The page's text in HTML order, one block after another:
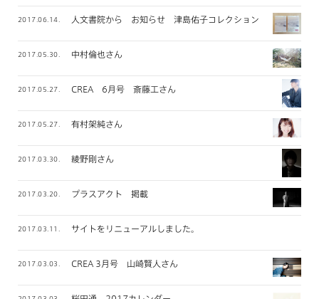
2017.06.14. 人文書院から お知らせ 津島佑子コレクション
2017.05.30. 中村倫也さん
2017.05.27. CREA 6月号 斎藤工さん
2017.05.27. 有村架純さん
2017.03.30. 綾野剛さん
2017.03.20. プラスアクト 掲載
2017.03.11. サイトをリニューアルしました。
2017.03.03. CREA 3月号 山崎賢人さん